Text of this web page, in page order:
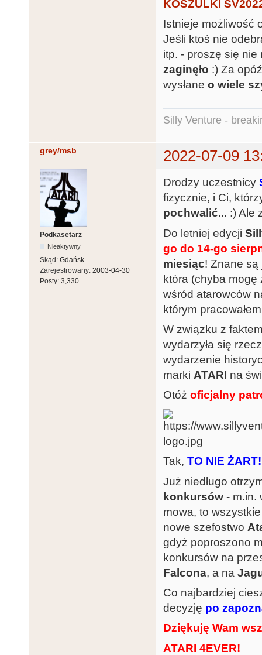
KOSZULKI
Istnieje możliwość
Jeśli ktoś nie
itp. - proszę się nie
zaginęło :) Za
wysłane o wiele
Silly Venture -
grey/msb 2022-07-09
Podkasetarz
Nieaktywny
Skąd: Gdańsk
Zarejestrowany: 2003-04-30
Posty: 3,330
Drodzy uczestnicy
fizycznie, i Ci,
pochwalić... :) Ale
Do letniej edycji
go do 14-go
miesiąc! Znane są
która (chyba mogę
wśród atarowców
którym
W związku z
wydarzyła się
wydarzenie
marki ATARI na
Otóż oficjalny
Tak, TO NIE ŻART!
Już niedługo
konkursów - m.in.
mowa, to
nowe szefostwo
gdyż poproszono
konkursów na
Falcona, a na
Co najbardziej
decyzję po
Dziękuję Wam
ATARI 4EVER!